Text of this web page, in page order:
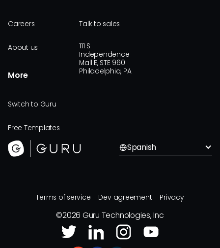
Careers
About us
More
Switch to Guru
Free Templates
Talk to sales
111 S
Independence
Mall E, STE 960
Philadelphia, PA
Spanish
Terms of service Dev agreement Privacy
©2026 Guru Technologies, Inc